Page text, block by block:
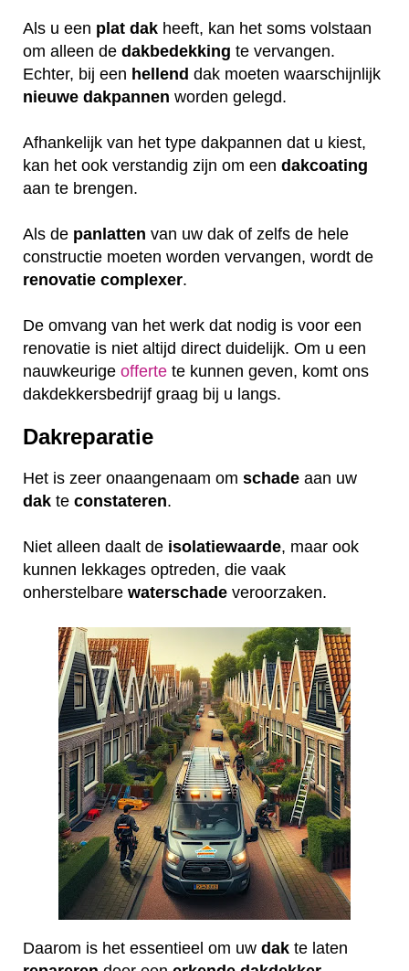
Als u een plat dak heeft, kan het soms volstaan
om alleen de dakbedekking te vervangen.
Echter, bij een hellend dak moeten waarschijnlijk
nieuwe dakpannen worden gelegd.
Afhankelijk van het type dakpannen dat u kiest,
kan het ook verstandig zijn om een dakcoating
aan te brengen.
Als de panlatten van uw dak of zelfs de hele
constructie moeten worden vervangen, wordt de
renovatie complexer.
De omvang van het werk dat nodig is voor een
renovatie is niet altijd direct duidelijk. Om u een
nauwkeurige offerte te kunnen geven, komt ons
dakdekkersbedrijf graag bij u langs.
Dakreparatie
Het is zeer onaangenaam om schade aan uw
dak te constateren.
Niet alleen daalt de isolatiewaarde, maar ook
kunnen lekkages optreden, die vaak
onherstelbare waterschade veroorzaken.
Daarom is het essentieel om uw dak te laten